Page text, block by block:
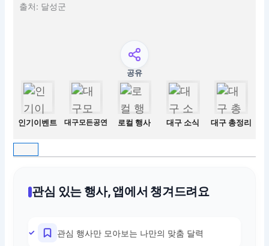
출처: 달성군
공유
인기이벤트 대구모든공연 로컬 행사 대구 소식 대구 총정리
관심 있는 행사, 앱에서 챙겨드려요
관심 행사만 모아보는 나만의 맞춤 달력